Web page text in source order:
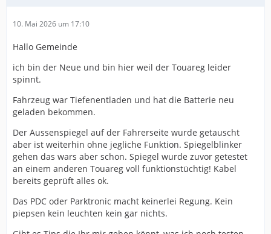
10. Mai 2026 um 17:10
Hallo Gemeinde
ich bin der Neue und bin hier weil der Touareg leider
spinnt.
Fahrzeug war Tiefenentladen und hat die Batterie neu
geladen bekommen.
Der Aussenspiegel auf der Fahrerseite wurde getauscht
aber ist weiterhin ohne jegliche Funktion. Spiegelblinker
gehen das wars aber schon. Spiegel wurde zuvor getestet
an einem anderen Touareg voll funktionstüchtig! Kabel
bereits geprüft alles ok.
Das PDC oder Parktronic macht keinerlei Regung. Kein
piepsen kein leuchten kein gar nichts.